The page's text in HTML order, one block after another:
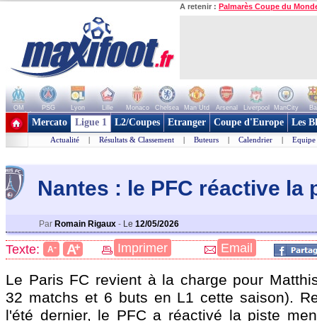
A retenir : Palmarès Coupe du
OM PSG Lyon Lille Monaco Chelsea Man Utd Arsenal Liverpool ManCity
+ de clubs
Mercato Ligue 1 L2/Coupes Etranger Coupe d'Europe Les
Actualité | Résultats & Classement | Buteurs | Calendrier | Equipe
Nantes : le PFC réactive la
Par Romain Rigaux - Le 12/05/2026
Texte: A- A+ Imprimer Email
Le Paris FC revient à la charge pour
32 matchs et 6 buts en L1 cette saison).
l'été dernier, le PFC a réactivé la piste